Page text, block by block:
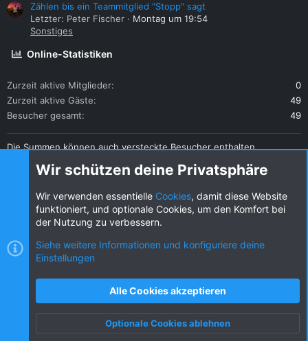
Zählen bis ein Teammitglied "Stopp" sagt
Letzter: Peter Fischer
Montag um 19:54
Sonstiges
Online-Statistiken
Zurzeit aktive Mitglieder
0
Zurzeit aktive Gäste
49
Besucher gesamt
49
Die Summen können auch versteckte Besucher enthalten.
Diese Seite teilen
Nutzungsbedingungen
Datenschutz
S
Oben Unten
Wir schützen deine Privatsphäre
Wir verwenden essentielle Cookies, damit diese Website
funktioniert, und optionale Cookies, um den Komfort bei
der Nutzung zu verbessern.
Siehe weitere Informationen und konfiguriere deine
Einstellungen
Alle Cookies akzeptieren
Optionale Cookies ablehnen